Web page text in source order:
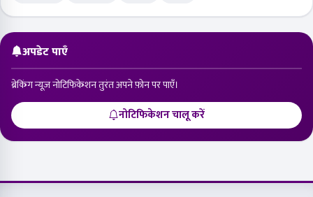
अपडेट पाएँ
ब्रेकिंग न्यूज़ नोटिफिकेशन तुरंत अपने फ़ोन पर पाएँ।
नोटिफिकेशन चालू करें